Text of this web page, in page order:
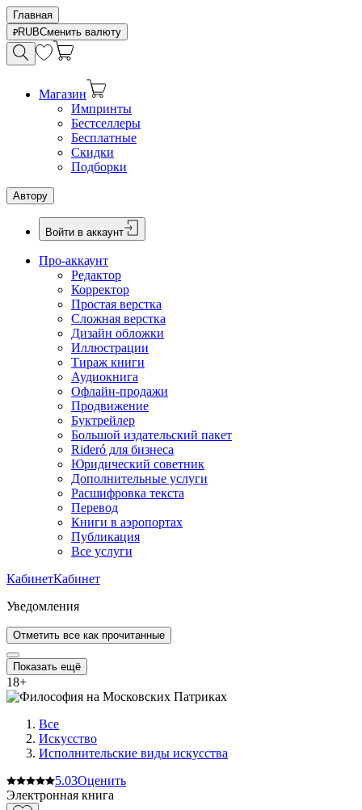
Главная
RUBСменить валюту
Магазин
Импринты
Бестселлеры
Бесплатные
Скидки
Подборки
Автору
Войти в аккаунт
Про-аккаунт
Редактор
Корректор
Простая верстка
Сложная верстка
Дизайн обложки
Иллюстрации
Тираж книги
Аудиокнига
Офлайн-продажи
Продвижение
Буктрейлер
Большой издательский пакет
Rideró для бизнеса
Юридический советник
Дополнительные услуги
Расшифровка текста
Перевод
Книги в аэропортах
Публикация
Все услуги
КабинетКабинет
Уведомления
Отметить все как прочитанные
Показать ещё
18+
Все
Искусство
Исполнительские виды искусства
5.03Оценить
Электронная книга